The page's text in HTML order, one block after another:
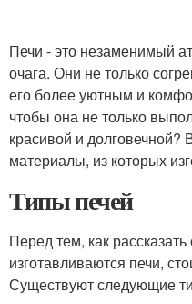
Печи - это незаменимый
очага. Они не только
его более уютным и
чтобы она не только
красивой и долговечной?
материалы, из которых
Типы печей
Перед тем, как
изготавливаются печи,
Существуют следующие